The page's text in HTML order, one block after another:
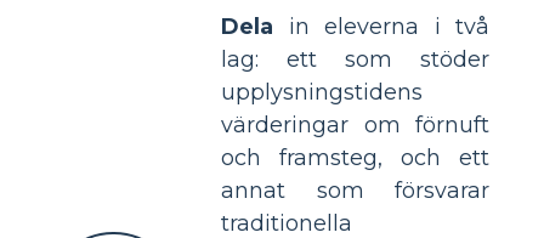
Dela in eleverna i två
lag: ett som stöder
upplysningstidens
värderingar om förnuft
och framsteg, och ett
annat som försvarar
traditionella